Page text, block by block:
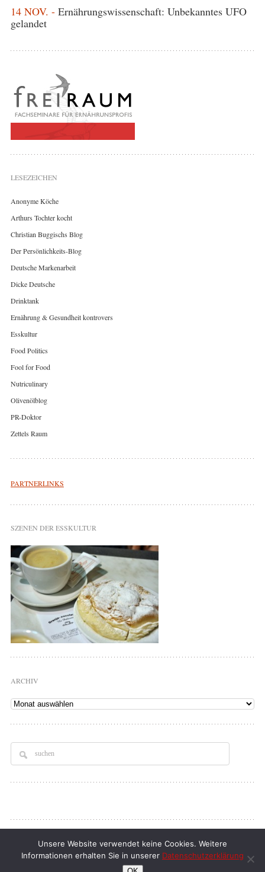
14 NOV. - Ernährungswissenschaft: Unbekanntes UFO
gelandet
LESEZEICHEN
Anonyme Köche
Arthurs Tochter kocht
Christian Buggischs Blog
Der Persönlichkeits-Blog
Deutsche Markenarbeit
Dicke Deutsche
Drinktank
Ernährung & Gesundheit kontrovers
Esskultur
Food Politics
Fool for Food
Nutriculinary
Olivenölblog
PR-Doktor
Zettels Raum
PARTNERLINKS
SZENEN DER ESSKULTUR
ARCHIV
Archiv
Copyright © 2026Tellerrand. All rights Reserved.
klaus d. doll| full service webdesign
Unsere Website verwendet keine Cookies. Weitere
Informationen erhalten Sie in unserer Datenschutzerklärung